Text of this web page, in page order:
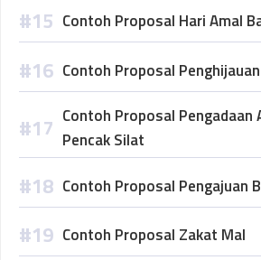
Contoh Proposal Hari Amal
Contoh Proposal
Contoh Proposal Pengadaan
Pencak Silat
Contoh Proposal Pengajuan
Contoh Proposal Zakat Mal